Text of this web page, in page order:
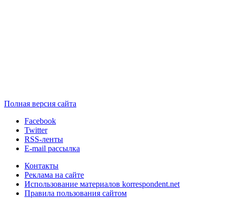
Полная версия сайта
Facebook
Twitter
RSS-ленты
E-mail рассылка
Контакты
Реклама на сайте
Использование материалов korrespondent.net
Правила пользования сайтом